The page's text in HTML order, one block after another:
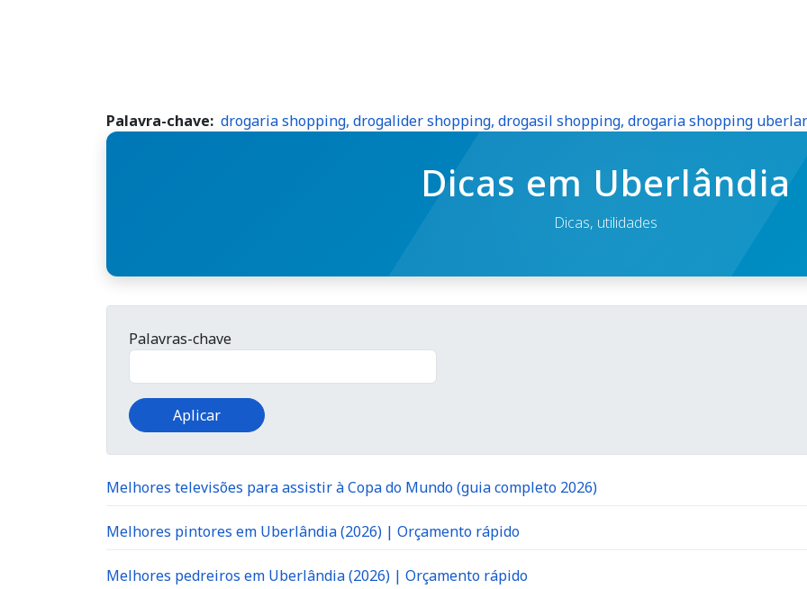
Palavra-chave drogaria shopping, drogalider shopping, drogasil shopping, drogaria shopping
Dicas em Uberlândia
Dicas, utilidades
Palavras-chave
Melhores televisões para assistir à Copa do Mundo (guia completo 2026)
Melhores pintores em Uberlândia (2026) | Orçamento rápido
Melhores pedreiros em Uberlândia (2026) | Orçamento rápido